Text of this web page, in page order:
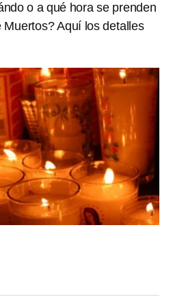
o a qué hora se prenden
Muertos? Aquí los detalles